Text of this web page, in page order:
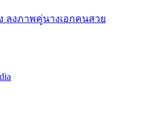
ลงภาพคู่นางเอกคนสวย